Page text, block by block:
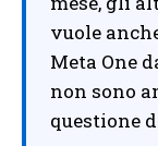
vuole
Meta One
non sono
questione